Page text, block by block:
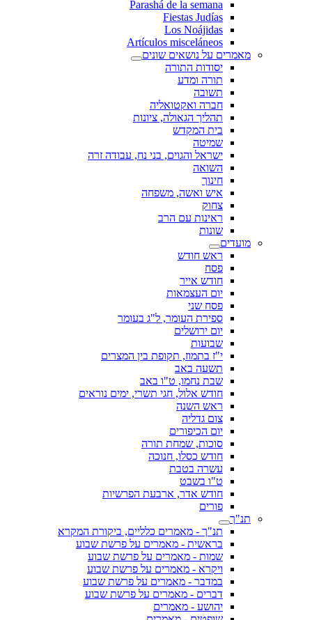
Parashá de la semana
Fiestas Judías
Los Noájidas
Artículos misceláneos
מאמרים על נושאים שונים
יסודות התורה
תורה ומדע
תשובה
חברה ואקטואליה
תהליך הגאולה, ציונות
בית המקדש
שמיטה
ישראל והגוים, בני נח, עבודה זרה
השואה
חינוך
איש ואשה, משפחה
צחוק
ראינות עם הרב
שונות
מועדים
ראש חודש
פסח
חודש אייר
יום העצמאות
פסח שני
ספירת העומר, ל"ג בעומר
יום ירושלים
שבועות
י"ז בתמוז, תקופת בין המצרים
תשעה באב
שבת נחמו, ט"ו באב
חודש אלול, חגי תשרי, ימים נוראים
ראש השנה
צום גדליה
יום הכיפורים
סוכות, שמחת תורה
חודש כסלו, חנוכה
עשרה בטבת
ט"ו בשבט
חודש אדר, ארבעת הפרשיות
פורים
תנ"ך
תנ"ך - מאמרים כלליים, ביקורת המקרא
בראשית - מאמרים על פרשת שבוע
שמות - מאמרים על פרשת שבוע
ויקרא - מאמרים על פרשת שבוע
במדבר - מאמרים על פרשת שבוע
דברים - מאמרים על פרשת שבוע
יהושע - מאמרים